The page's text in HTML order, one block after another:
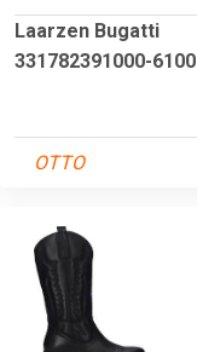
Laarzen Bugatti
331782391000-6100
OTTO